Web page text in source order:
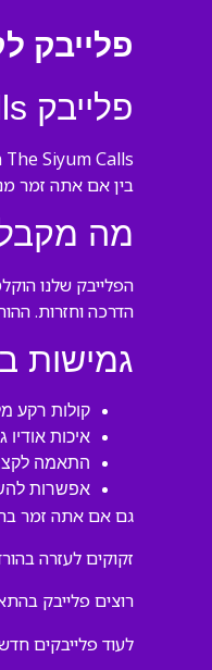
פלייבק
פלייבק When The Siyum Calls – ביצוע מושלם לכל הזדמנות
בין אם אתה זמר
מה
הפלייבק שלנו
הדרכה וחזרות.
גמישות
קולות רקע
איכות
התאמה
אפשרות
גם אם אתה זמר
זקוקים לעזרה
רוצים פלייבק
לעוד פלייבקים